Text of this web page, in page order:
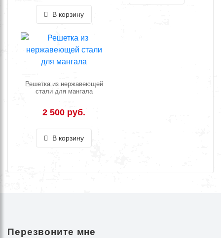
В корзину
Решетка из нержавеющей
стали для мангала
2 500 руб.
В корзину
Перезвоните мне